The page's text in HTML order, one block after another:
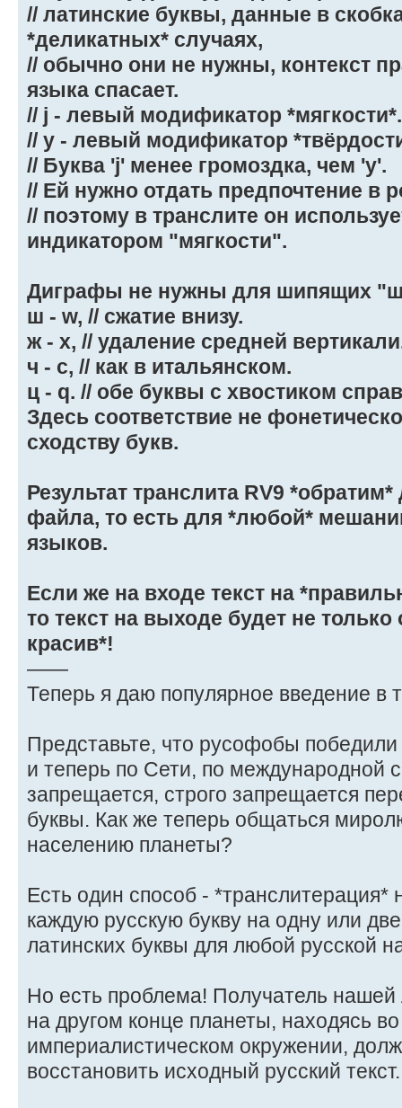
// латинские буквы, данные в
*деликатных* случаях,
// обычно они не нужны, контекст
языка спасает.
// j - левый модификатор *мягкости*.
// y - левый модификатор
// Буква 'j' менее громоздка, чем 'y'.
// Ей нужно отдать предпочтение в
// поэтому в транслите он
индикатором "мягкости".
Диграфы не нужны для шипящих
ш - w, // сжатие внизу.
ж - x, // удаление средней
ч - c, // как в итальянском.
ц - q. // обе буквы с хвостиком
Здесь соответствие не
сходству букв.
Результат транслита RV9
файла, то есть для *любой*
языков.
Если же на входе текст на
то текст на выходе будет не
красив*!
——
Теперь я даю популярное введение в
Представьте, что русофобы
и теперь по Сети, по международной
запрещается, строго запрещается
буквы. Как же теперь общаться
населению планеты?
Есть один способ -
каждую русскую букву на одну или
латинских буквы для любой русской
Но есть проблема! Получатель
на другом конце планеты, находясь
империалистическом окружении,
восстановить исходный русский текст.